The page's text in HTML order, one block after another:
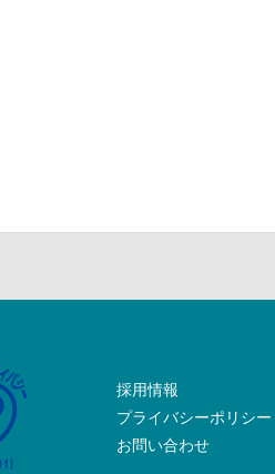
採用情報
プライバシーポリシー
お問い合わせ